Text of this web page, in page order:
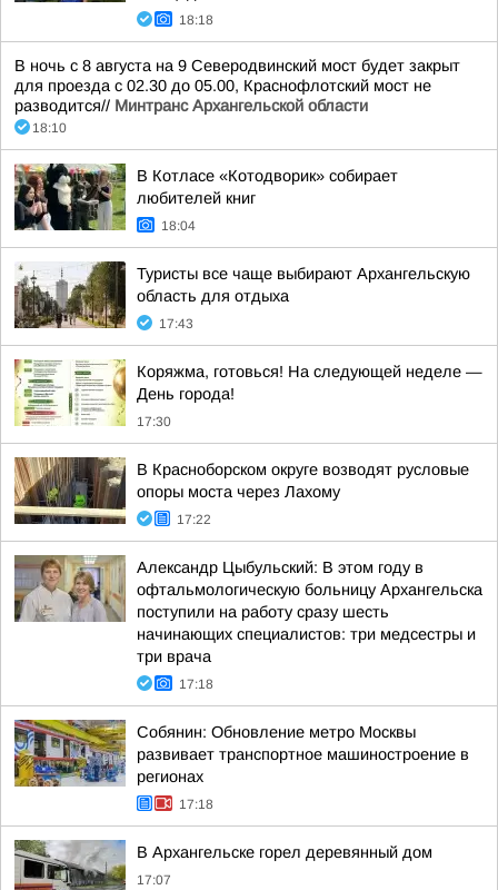
18:18
В ночь с 8 августа на 9 Северодвинский мост будет закрыт
для проезда с 02.30 до 05.00, Краснофлотский мост не
разводится// Минтранс Архангельской области
18:10
В Котласе «Котодворик» собирает
любителей книг
18:04
Туристы все чаще выбирают Архангельскую
область для отдыха
17:43
Коряжма, готовься! На следующей неделе —
День города!
17:30
В Красноборском округе возводят русловые
опоры моста через Лахому
17:22
Александр Цыбульский: В этом году в
офтальмологическую больницу Архангельска
поступили на работу сразу шесть
начинающих специалистов: три медсестры и
три врача
17:18
Собянин: Обновление метро Москвы
развивает транспортное машиностроение в
регионах
17:18
В Архангельске горел деревянный дом
17:07